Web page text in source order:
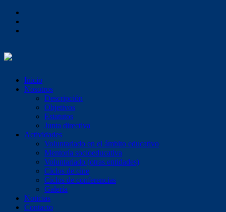
Inicio
Nosotros
Descripción
Objetivos
Estatutos
Junta directiva
Actividades
Voluntariado en el ámbito educativo
Mentoría socioeducativa
Voluntariado (otras entidades)
Ciclos de cine
Ciclos de conferencias
Galería
Noticias
Contacto